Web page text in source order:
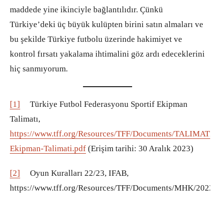
maddede yine ikinciyle bağlantılıdır. Çünkü
Türkiye’deki üç büyük kulüpten birini satın almaları ve
bu şekilde Türkiye futbolu üzerinde hakimiyet ve
kontrol fırsatı yakalama ihtimalini göz ardı edeceklerini
hiç sanmıyorum.
[1] Türkiye Futbol Federasyonu Sportif Ekipman
Talimatı,
https://www.tff.org/Resources/TFF/Documents/
Ekipman-Talimati.pdf (Erişim tarihi: 30 Aralık 2023)
[2] Oyun Kuralları 22/23, IFAB,
https://www.tff.org/Resources/TFF/Documents/MHK/2022-